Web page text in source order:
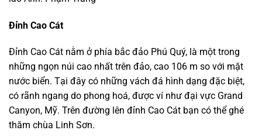
Đỉnh Cao Cát
Đỉnh Cao Cát nằm ở phía bắc đảo Phú Quý, là một trong
những ngọn núi cao nhất trên đảo, cao 106 m so với mặt
nước biển. Tại đây có những vách đá hình dạng đặc biệt,
có rãnh ngang do phong hoá, được ví như đại vực Grand
Canyon, Mỹ. Trên đường lên đỉnh Cao Cát bạn có thể ghé
thăm chùa Linh Sơn.